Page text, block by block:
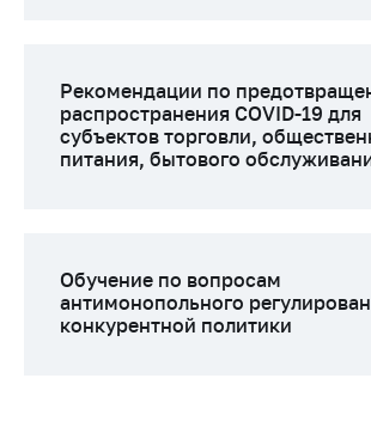
Рекомендации по
распространения COVID-19 для
субъектов торговли,
питания, бытового
Обучение по вопросам
антимонопольного
конкурентной политики